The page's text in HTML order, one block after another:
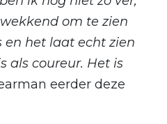
om te zien
het laat echt zien
als coureur. Het is
eerder deze